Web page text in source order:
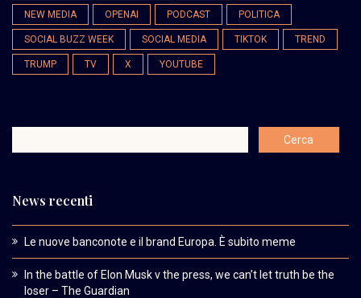
NEW MEDIA OPENAI PODCAST POLITICA
SOCIAL BUZZ WEEK SOCIAL MEDIA TIKTOK TREND
TRUMP TV X YOUTUBE
News recenti
Le nuove banconote e il brand Europa. È subito meme
In the battle of Elon Musk v the press, we can’t let truth be the
loser – The Guardian